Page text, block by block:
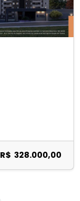
R$ 328.000,00